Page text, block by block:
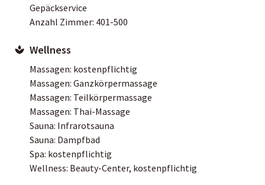
Gepäckservice
Anzahl Zimmer: 401-500
Wellness
Massagen: kostenpflichtig
Massagen: Ganzkörpermassage
Massagen: Teilkörpermassage
Massagen: Thai-Massage
Sauna: Infrarotsauna
Sauna: Dampfbad
Spa: kostenpflichtig
Wellness: Beauty-Center, kostenpflichtig